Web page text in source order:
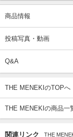
商品情報
投稿写真・動画
Q&A
THE MENEKIのTOPへ
THE MENEKIの商品一
関連リンク THE